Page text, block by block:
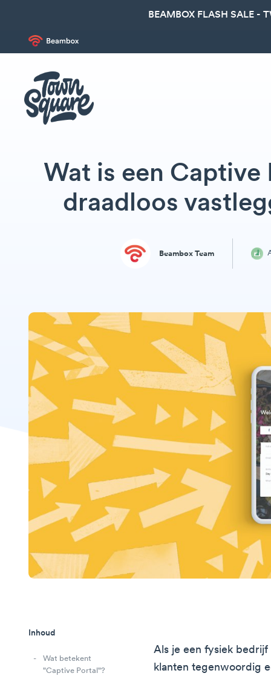
BEAMBOX FLASH SALE -
Wat is een Captive
draadloos
Beambox Team
Inhoud
Wat betekent
"Captive Portal"?
Als je een fysiek
klanten tegenwoordig